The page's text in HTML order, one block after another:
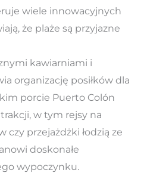
wiele innowacyjnych
że plaże są przyjazne
kawiarniami i
organizację posiłków dla
porcie Puerto Colón
w tym rejsy na
czy przejażdżki łodzią ze
doskonałe
wypoczynku.